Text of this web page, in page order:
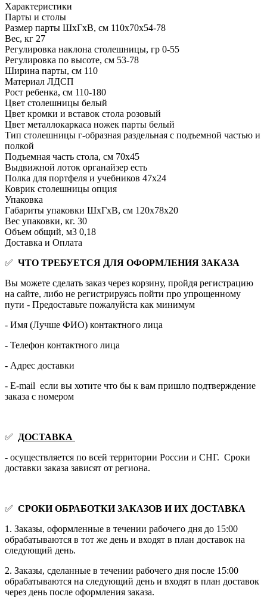
Характеристики
Парты и столы
Размер парты ШхГхВ, см 110х70х54-78
Вес, кг 27
Регулировка наклона столешницы, гр 0-55
Регулировка по высоте, см 53-78
Ширина парты, см 110
Материал ЛДСП
Рост ребенка, см 110-180
Цвет столешницы белый
Цвет кромки и вставок стола розовый
Цвет металлокаркаса ножек парты белый
Тип столешницы г-образная раздельная с подъемной частью и
полкой
Подъемная часть стола, см 70x45
Выдвижной лоток органайзер есть
Полка для портфеля и учебников 47х24
Коврик столешницы опция
Упаковка
Габариты упаковки ШхГхВ, см 120х78х20
Вес упаковки, кг. 30
Объем общий, м3 0,18
Доставка и Оплата
✅ ЧТО ТРЕБУЕТСЯ ДЛЯ ОФОРМЛЕНИЯ ЗАКАЗА
Вы можете сделать заказ через корзину, пройдя регистрацию
на сайте, либо не регистрируясь пойти про упрощенному
пути - Предоставьте пожалуйста как минимум
- Имя (Лучше ФИО) контактного лица
- Телефон контактного лица
- Адрес доставки
- E-mail если вы хотите что бы к вам пришло подтверждение
заказа с номером
✅
ДОСТАВКА
- осуществляется по всей территории России и СНГ. Сроки
доставки заказа зависят от региона.
✅ СРОКИ ОБРАБОТКИ ЗАКАЗОВ И ИХ ДОСТАВКА
1. Заказы, оформленные в течении рабочего дня до 15:00
обрабатываются в тот же день и входят в план доставок на
следующий день.
2. Заказы, сделанные в течении рабочего дня после 15:00
обрабатываются на следующий день и входят в план доставок
через день после оформления заказа.